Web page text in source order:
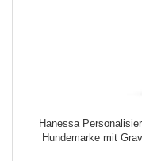
Hanessa
Hundemarke mit